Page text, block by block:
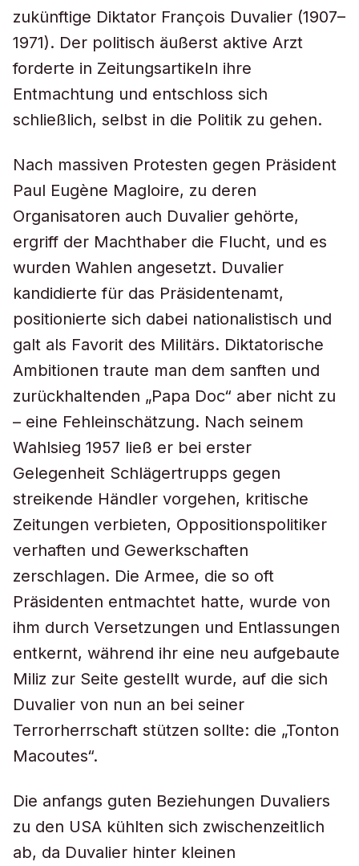
zukünftige Diktator François Duvalier (1907–
1971). Der politisch äußerst aktive Arzt
forderte in Zeitungsartikeln ihre
Entmachtung und entschloss sich
schließlich, selbst in die Politik zu gehen.
Nach massiven Protesten gegen Präsident
Paul Eugène Magloire, zu deren
Organisatoren auch Duvalier gehörte,
ergriff der Machthaber die Flucht, und es
wurden Wahlen angesetzt. Duvalier
kandidierte für das Präsidentenamt,
positionierte sich dabei nationalistisch und
galt als Favorit des Militärs. Diktatorische
Ambitionen traute man dem sanften und
zurückhaltenden „Papa Doc“ aber nicht zu
– eine Fehleinschätzung. Nach seinem
Wahlsieg 1957 ließ er bei erster
Gelegenheit Schlägertrupps gegen
streikende Händler vorgehen, kritische
Zeitungen verbieten, Oppositionspolitiker
verhaften und Gewerkschaften
zerschlagen. Die Armee, die so oft
Präsidenten entmachtet hatte, wurde von
ihm durch Versetzungen und Entlassungen
entkernt, während ihr eine neu aufgebaute
Miliz zur Seite gestellt wurde, auf die sich
Duvalier von nun an bei seiner
Terrorherrschaft stützen sollte: die „Tonton
Macoutes“.
Die anfangs guten Beziehungen Duvaliers
zu den USA kühlten sich zwischenzeitlich
ab, da Duvalier hinter kleinen